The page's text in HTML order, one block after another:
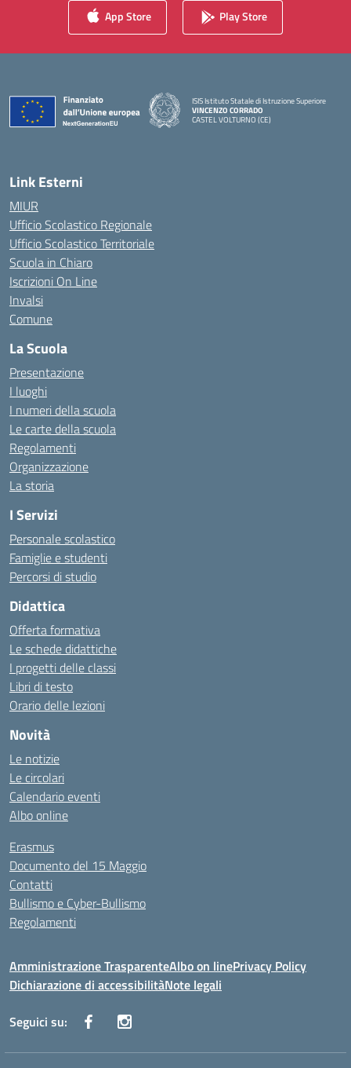
App Store Play Store
ISIS Istituto Statale di Istruzione Superiore
VINCENZO CORRADO
CASTEL VOLTURNO (CE)
Link Esterni
MIUR
Ufficio Scolastico Regionale
Ufficio Scolastico Territoriale
Scuola in Chiaro
Iscrizioni On Line
Invalsi
Comune
La Scuola
Presentazione
I luoghi
I numeri della scuola
Le carte della scuola
Regolamenti
Organizzazione
La storia
I Servizi
Personale scolastico
Famiglie e studenti
Percorsi di studio
Didattica
Offerta formativa
Le schede didattiche
I progetti delle classi
Libri di testo
Orario delle lezioni
Novità
Le notizie
Le circolari
Calendario eventi
Albo online
Erasmus
Documento del 15 Maggio
Contatti
Bullismo e Cyber-Bullismo
Regolamenti
Amministrazione TrasparenteAlbo on linePrivacy Policy
Dichiarazione di accessibilitàNote legali
Seguici su: